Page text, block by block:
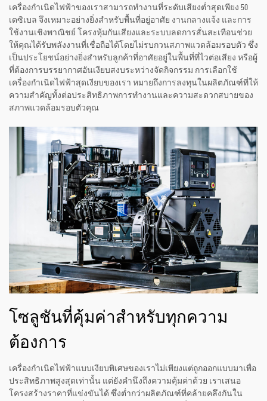
เครื่องกำเนิดไฟฟ้าของเราสามารถทำงานที่ระดับเสียงต่ำสุดเพียง 50
เดซิเบล จึงเหมาะอย่างยิ่งสำหรับพื้นที่อยู่อาศัย งานกลางแจ้ง และการ
ใช้งานเชิงพาณิชย์ โครงหุ้มกันเสียงและระบบลดการสั่นสะเทือนช่วย
ให้คุณได้รับพลังงานที่เชื่อถือได้โดยไม่รบกวนสภาพแวดล้อมรอบตัว ซึ่ง
เป็นประโยชน์อย่างยิ่งสำหรับลูกค้าที่อาศัยอยู่ในพื้นที่ที่ไวต่อเสียง หรือผู้
ที่ต้องการบรรยากาศอันเงียบสงบระหว่างจัดกิจกรรม การเลือกใช้
เครื่องกำเนิดไฟฟ้าสุดเงียบของเรา หมายถึงการลงทุนในผลิตภัณฑ์ที่ให้
ความสำคัญทั้งต่อประสิทธิภาพการทำงานและความสะดวกสบายของ
สภาพแวดล้อมรอบตัวคุณ
โซลูชันที่คุ้มค่าสำหรับทุกความ
ต้องการ
เครื่องกำเนิดไฟฟ้าแบบเงียบพิเศษของเราไม่เพียงแต่ถูกออกแบบมาเพื่อ
ประสิทธิภาพสูงสุดเท่านั้น แต่ยังคำนึงถึงความคุ้มค่าด้วย เราเสนอ
โครงสร้างราคาที่แข่งขันได้ ซึ่งต่ำกว่าผลิตภัณฑ์ที่คล้ายคลึงกันใน